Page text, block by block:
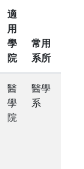
適
用
學
院
常用
系所
醫
學
院
醫學
系